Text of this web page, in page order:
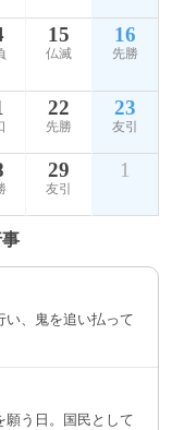
15
仏滅
16
先勝
22
先勝
23
友引
29
友引
1
い、鬼を追い払って
願う日。国民として